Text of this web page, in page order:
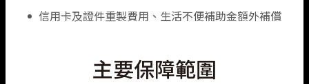
信用卡及證件重製費用、生活不便補助金額外補償
主要保障範圍